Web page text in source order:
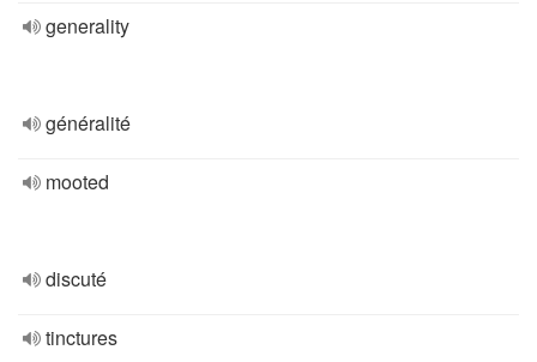
generality
généralité
mooted
discuté
tinctures